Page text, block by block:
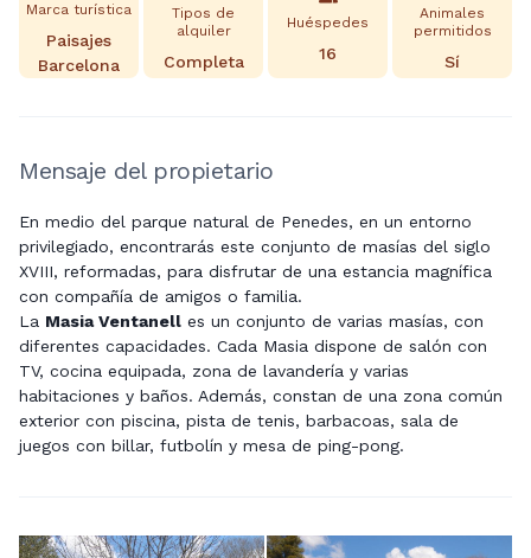
Marca turística
Paisajes
Barcelona
Tipos de
alquiler
Completa
Huéspedes
16
Animales
permitidos
Sí
Mensaje del propietario
En medio del parque natural de Penedes, en un entorno
privilegiado, encontrarás este conjunto de masías del siglo
XVIII, reformadas, para disfrutar de una estancia magnífica
con compañía de amigos o familia.
La Masia Ventanell es un conjunto de varias masías, con
diferentes capacidades. Cada Masia dispone de salón con
TV, cocina equipada, zona de lavandería y varias
habitaciones y baños. Además, constan de una zona común
exterior con piscina, pista de tenis, barbacoas, sala de
juegos con billar, futbolín y mesa de ping-pong.